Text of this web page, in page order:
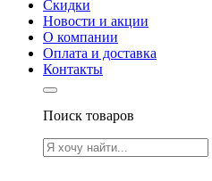
Скидки
Новости и акции
О компании
Оплата и доставка
Контакты
Поиск товаров